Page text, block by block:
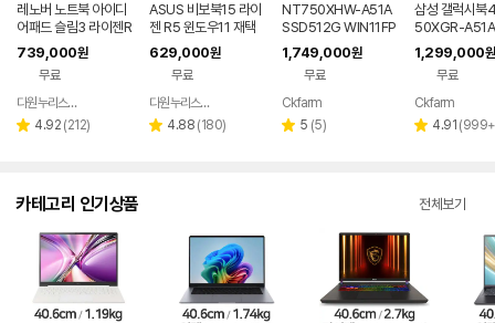
레노버 노트북 아이디
어패드 슬림3 라이젠R
5 8GB 256GB 윈도
우11
739,000원
무료
페이
다원누리스토어
별 4.92 리
(212)
ASUS 비보북15 라이
젠 R5 윈도우11 재택
근무 싼 노트북
629,000원
무료
페이
다원누리스토어
별 4.88 리
(180)
NT750XHW-A51A
SSD512G WIN11FP
P(버젼UP설치) 삼성
전자 갤럭시북5 노트
1,749,000원
무료
Ckfarm
별 5 리
(5)
삼성 갤럭시
50XGR-
1 FPP(버젼UP
업무용 학생용
노트북 문스톤
1,299,000원
무료
페이
Ckfarm
별 4.91 리
(999+
카테고리 인기상품 전체보기